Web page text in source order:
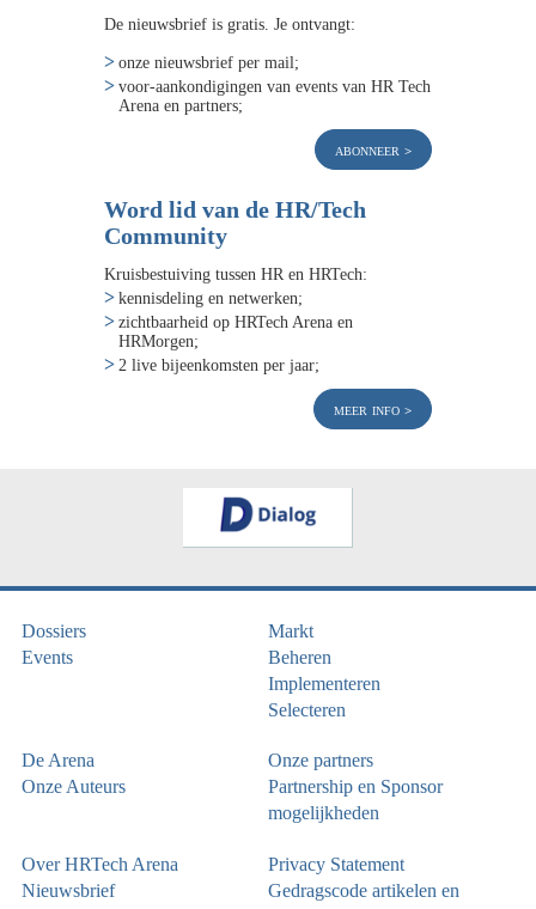
De nieuwsbrief is gratis. Je ontvangt:
onze nieuwsbrief per mail;
voor-aankondigingen van events van HR Tech
Arena en partners;
abonneer
Word lid van de HR/Tech
Community
Kruisbestuiving tussen HR en HRTech:
kennisdeling en netwerken;
zichtbaarheid op HRTech Arena en
HRMorgen;
2 live bijeenkomsten per jaar;
meer info
Dossiers
Events
Markt
Beheren
Implementeren
Selecteren
De Arena
Onze Auteurs
Onze partners
Partnership en Sponsor
mogelijkheden
Over HRTech Arena
Nieuwsbrief
Privacy Statement
Gedragscode artikelen en